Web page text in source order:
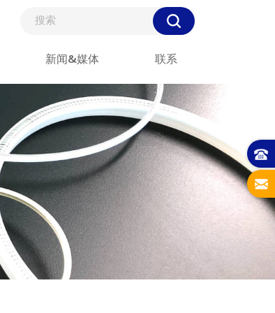
新闻&媒体 联系